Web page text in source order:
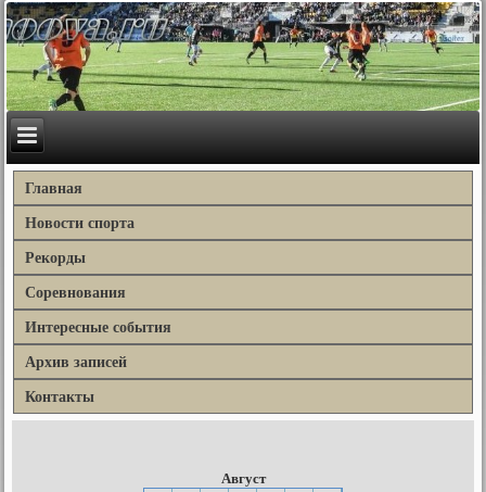
Главная
Новости спорта
Рекорды
Соревнования
Интересные события
Архив записей
Контакты
Август